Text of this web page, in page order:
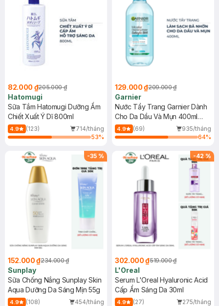
82.000 ₫205.000 ₫
Hatomugi
Sữa Tắm Hatomugi Dưỡng Ẩm
Chiết Xuất Ý Dĩ 800ml
4.9 (123)
714/tháng
53%
129.000 ₫209.000 ₫
Garnier
Nước Tẩy Trang Garnier Dành
Cho Da Dầu Và Mụn 400ml
(Mới)
4.9 (69)
935/tháng
64%
-35 %
152.000 ₫234.000 ₫
Sunplay
Sữa Chống Nắng Sunplay Skin
Aqua Dưỡng Da Sáng Mịn 55g
4.9 (108)
454/tháng
-42 %
302.000 ₫519.000 ₫
L'Oreal
Serum L'Oreal Hyaluronic Acid
Cấp Ẩm Sáng Da 30ml
4.9 (27)
275/tháng